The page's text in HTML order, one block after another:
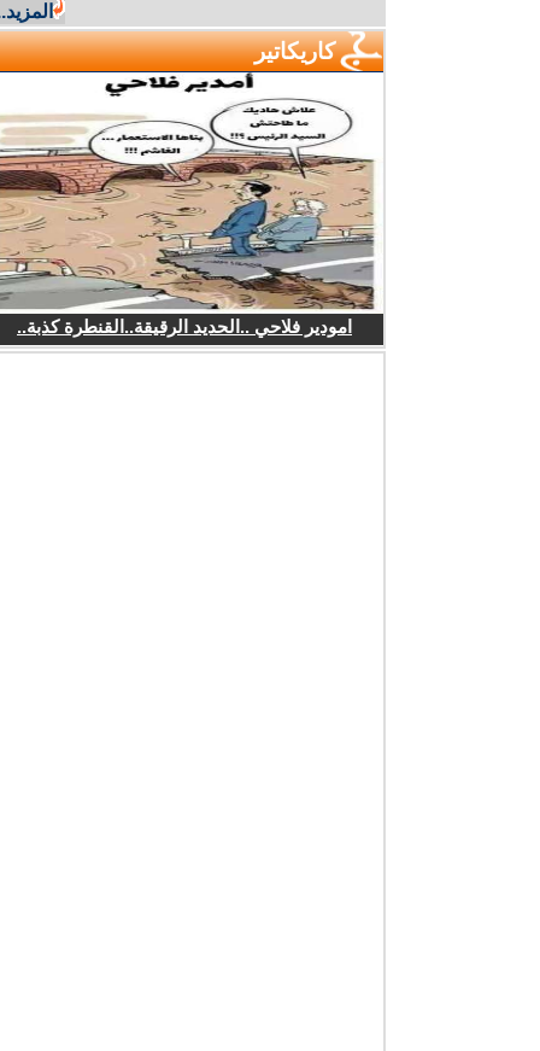
المزيد...
كاريكاتير
امودير فلاحي ..الحديد الرقيقة..القنطرة كذبة..